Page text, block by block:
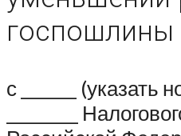
госпошлины
с _______ (указать
_________